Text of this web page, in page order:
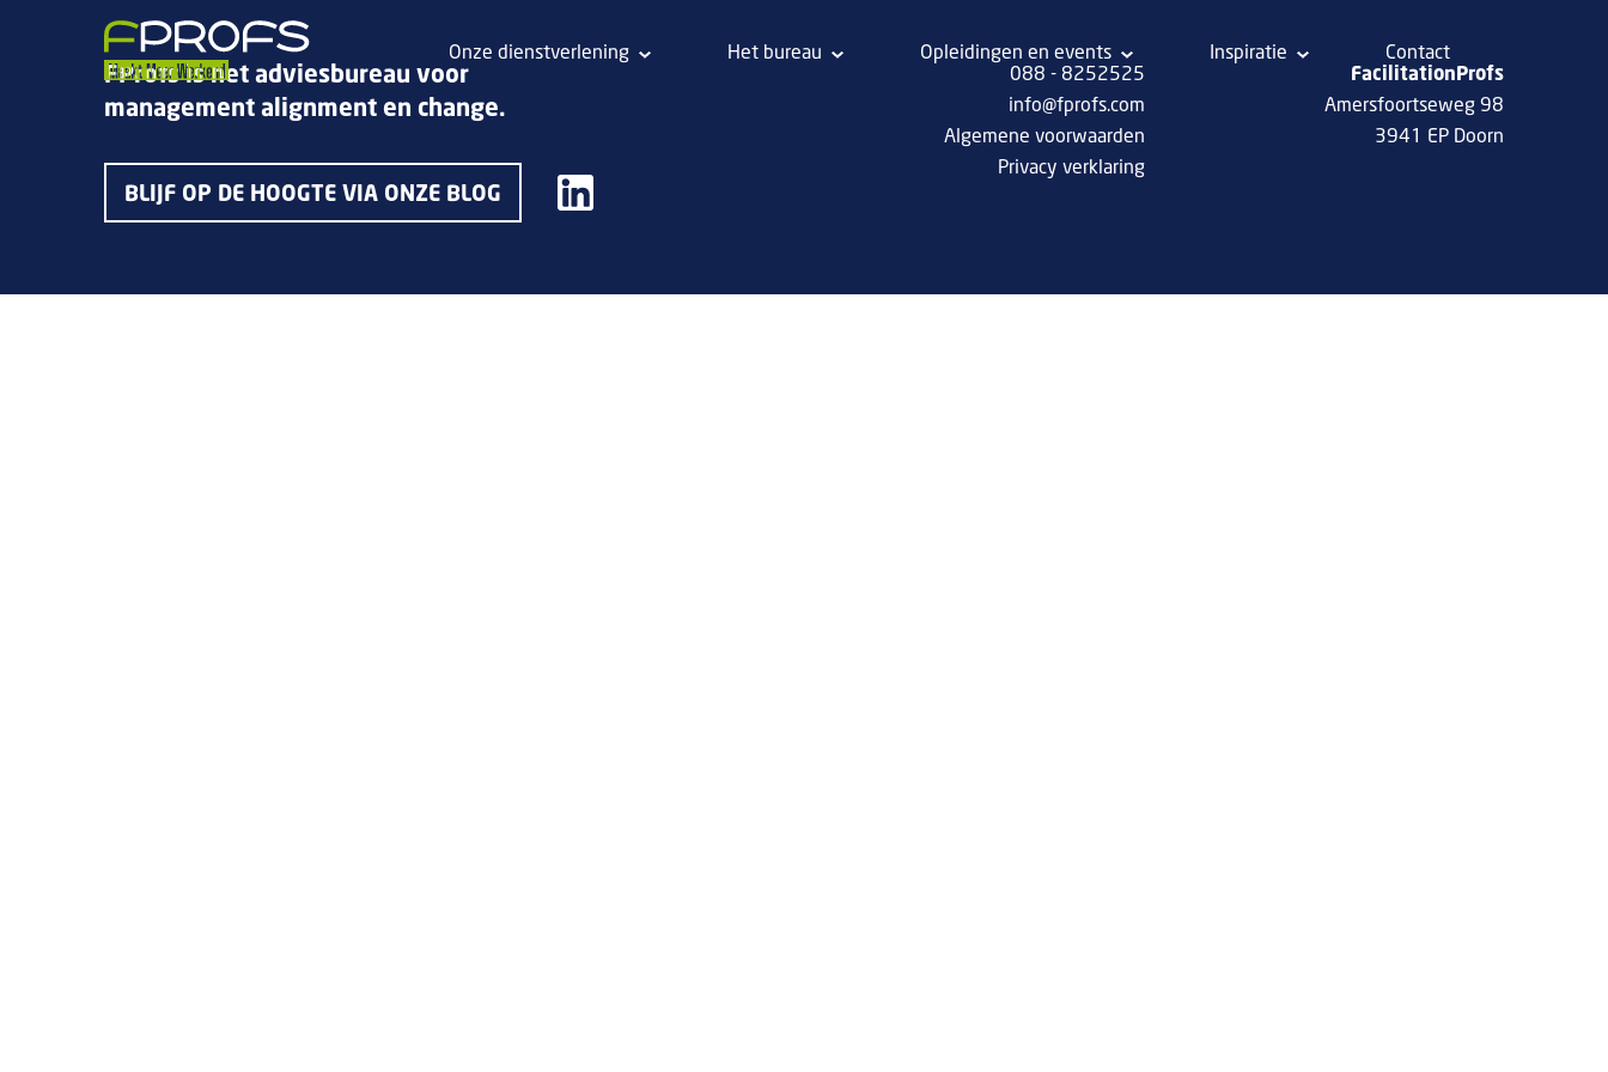
Onze dienstverlening Het bureau Opleidingen en events Inspiratie Contact
FProfs is het adviesbureau voor
management alignment en change.
BLIJF OP DE HOOGTE VIA ONZE BLOG
088 - 8252525
info@fprofs.com
Algemene voorwaarden
Privacy verklaring
FacilitationProfs
Amersfoortseweg 98
3941 EP Doorn